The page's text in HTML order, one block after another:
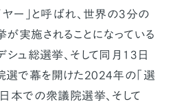
ー」と呼ばれ、世界の3分の
が実施されることになっている
シュ総選挙、そして同月13日
選で幕を開けた2024年の「選
本での衆議院選挙、そして